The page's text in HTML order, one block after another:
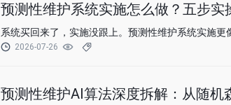
预测性维护系统实施怎么做？五步实
系统买回来了，实施没跟上。预测性维护系统实施更
2026-07-26
预测性维护AI算法深度拆解：从随